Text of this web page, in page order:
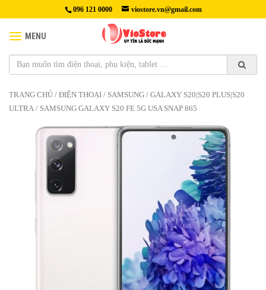
096 121 0000 viostore.vn@gmail.com
MENU
TRANG CHỦ / ĐIỆN THOẠI / SAMSUNG / GALAXY S20|S20 PLUS|S20
ULTRA / SAMSUNG GALAXY S20 FE 5G USA SNAP 865